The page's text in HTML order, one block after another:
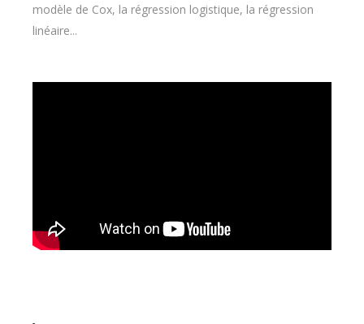
modèle de Cox, la régression logistique, la régression
linéaire...